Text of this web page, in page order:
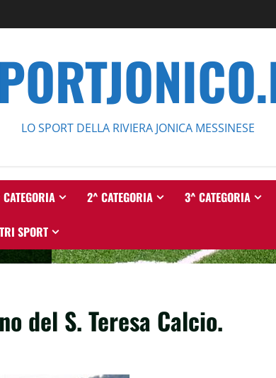
LO SPORT DELLA RIVIERA JONICA MESSINESE
2^ CATEGORIA 3^ CATEGORIA
SPORT
del S. Teresa Calcio.